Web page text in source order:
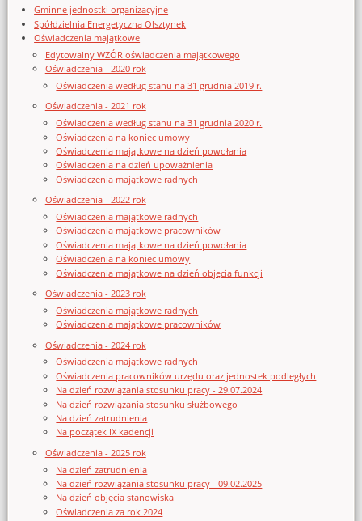
Gminne jednostki organizacyjne
Spółdzielnia Energetyczna Olsztynek
Oświadczenia majątkowe
Edytowalny WZÓR oświadczenia majątkowego
Oświadczenia - 2020 rok
Oświadczenia według stanu na 31 grudnia 2019 r.
Oświadczenia - 2021 rok
Oświadczenia według stanu na 31 grudnia 2020 r.
Oświadczenia na koniec umowy
Oświadczenia majątkowe na dzień powołania
Oświadczenia na dzień upoważnienia
Oświadczenia majątkowe radnych
Oświadczenia - 2022 rok
Oświadczenia majątkowe radnych
Oświadczenia majątkowe pracowników
Oświadczenia majątkowe na dzień powołania
Oświadczenia na koniec umowy
Oświadczenia majątkowe na dzień objęcia funkcji
Oświadczenia - 2023 rok
Oświadczenia majątkowe radnych
Oświadczenia majątkowe pracowników
Oświadczenia - 2024 rok
Oświadczenia majątkowe radnych
Oświadczenia pracowników urzędu oraz jednostek podległych
Na dzień rozwiązania stosunku pracy - 29.07.2024
Na dzień rozwiązania stosunku służbowego
Na dzień zatrudnienia
Na początek IX kadencji
Oświadczenia - 2025 rok
Na dzień zatrudnienia
Na dzień rozwiązania stosunku pracy - 09.02.2025
Na dzień objęcia stanowiska
Oświadczenia za rok 2024